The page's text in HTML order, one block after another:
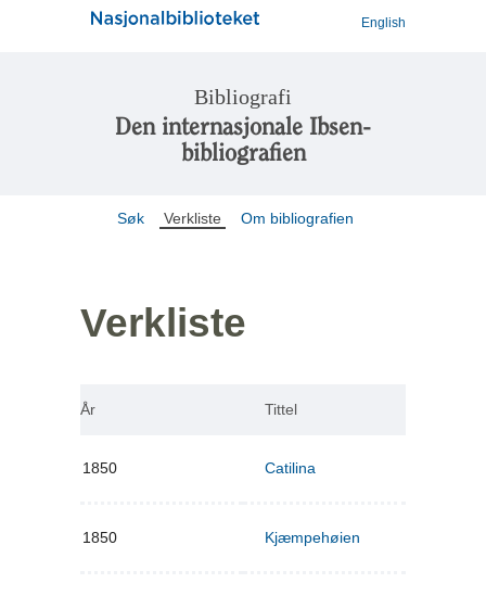
English
Bibliografi
Den internasjonale Ibsen-
bibliografien
Søk Verkliste Om bibliografien
Verkliste
År Tittel
1850 Catilina
1850 Kjæmpehøien